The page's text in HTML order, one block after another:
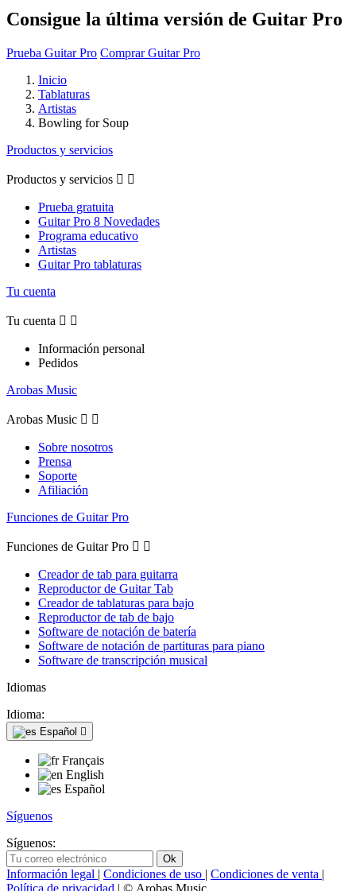
Consigue la última versión de Guitar Pro
Prueba Guitar Pro Comprar Guitar Pro
Inicio
Tablaturas
Artistas
Bowling for Soup
Productos y servicios
Productos y servicios  
Prueba gratuita
Guitar Pro 8 Novedades
Programa educativo
Artistas
Guitar Pro tablaturas
Tu cuenta
Tu cuenta  
Información personal
Pedidos
Arobas Music
Arobas Music  
Sobre nosotros
Prensa
Soporte
Afiliación
Funciones de Guitar Pro
Funciones de Guitar Pro  
Creador de tab para guitarra
Reproductor de Guitar Tab
Creador de tablaturas para bajo
Reproductor de tab de bajo
Software de notación de batería
Software de notación de partituras para piano
Software de transcripción musical
Idiomas
Idioma:
Español 
Français
English
Español
Síguenos
Síguenos:
Información legal | Condiciones de uso | Condiciones de venta |
Política de privacidad | © Arobas Music